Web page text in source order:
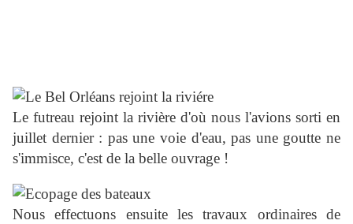
Le futreau rejoint la rivière d'où nous l'avions sorti en
juillet dernier : pas une voie d'eau, pas une goutte ne
s'immisce, c'est de la belle ouvrage !
Nous effectuons ensuite les travaux ordinaires de